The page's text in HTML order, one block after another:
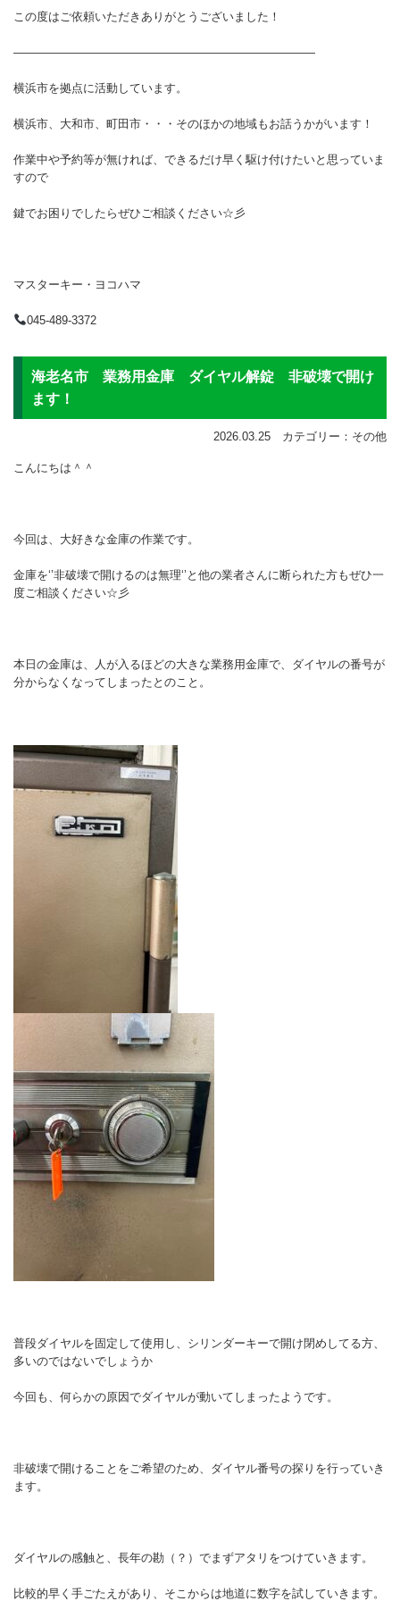
この度はご依頼いただきありがとうございました！
——————————————————————————
横浜市を拠点に活動しています。
横浜市、大和市、町田市・・・そのほかの地域もお話うかがいます！
作業中や予約等が無ければ、できるだけ早く駆け付けたいと思っていま
すので
鍵でお困りでしたらぜひご相談ください☆彡
マスターキー・ヨコハマ
045-489-3372
海老名市 業務用金庫 ダイヤル解錠 非破壊で開け
ます！
2026.03.25 カテゴリー：その他
こんにちは＾＾
今回は、大好きな金庫の作業です。
金庫を‘’非破壊で開けるのは無理‘’と他の業者さんに断られた方もぜひ一
度ご相談ください☆彡
本日の金庫は、人が入るほどの大きな業務用金庫で、ダイヤルの番号が
分からなくなってしまったとのこと。
普段ダイヤルを固定して使用し、シリンダーキーで開け閉めしてる方、
多いのではないでしょうか
今回も、何らかの原因でダイヤルが動いてしまったようです。
非破壊で開けることをご希望のため、ダイヤル番号の探りを行っていき
ます。
ダイヤルの感触と、長年の勘（？）でまずアタリをつけていきます。
比較的早く手ごたえがあり、そこからは地道に数字を試していきます。